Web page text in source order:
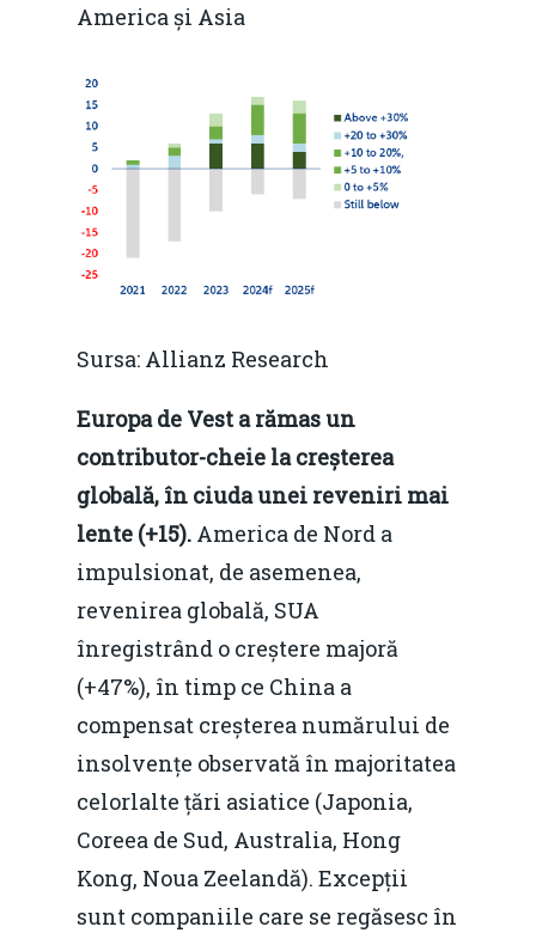
America și Asia
Sursa: Allianz Research
Europa de Vest a rămas un
contributor-cheie la creșterea
globală, în ciuda unei reveniri mai
lente (+15). America de Nord a
impulsionat, de asemenea,
revenirea globală, SUA
înregistrând o creștere majoră
(+47%), în timp ce China a
compensat creșterea numărului de
insolvențe observată în majoritatea
celorlalte țări asiatice (Japonia,
Coreea de Sud, Australia, Hong
Kong, Noua Zeelandă). Excepții
sunt companiile care se regăsesc în